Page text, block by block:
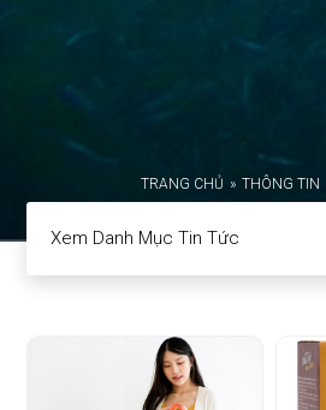
TRANG CHỦ » THÔNG TIN
Xem Danh Mục Tin Tức